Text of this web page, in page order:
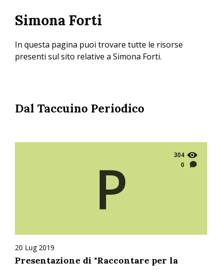
principale
Simona Forti
In questa pagina puoi trovare tutte le risorse
presenti sul sito relative a Simona Forti.
Dal Taccuino Periodico
304
0
P
20 Lug 2019
Presentazione di "Raccontare per la